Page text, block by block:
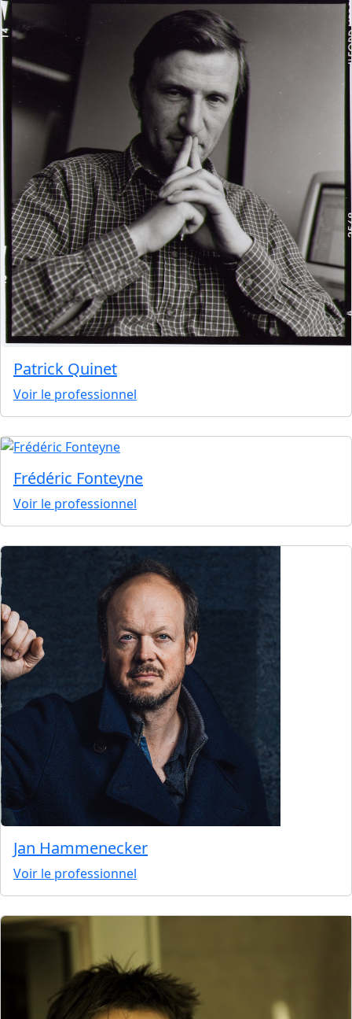
Patrick Quinet
Voir le professionnel
Frédéric Fonteyne
Voir le professionnel
Jan Hammenecker
Voir le professionnel